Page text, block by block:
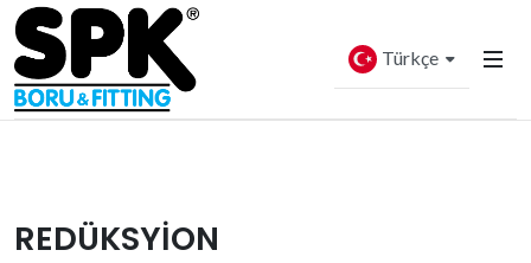
Türkçe
REDÜKSYİON